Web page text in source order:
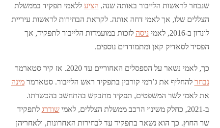
שנבחר לראשות הלייבור באותה שנה, הציע ללאמי תפקיד בממשלת
הצללים שלו, אך לאמי דחה אותה. לקראת הבחירות לראשות עיריית
לונדון ב-2016, לאמי
ניסה לזכות במועמדות הלייבור לתפקיד, אך
הפסיד לסאדיק קאן ומתמודדים נוספים.
כך, לאמי נשאר על הספסלים האחוריים עד 2020. אז קיר סטארמר
נבחר להחליף את ג’רמי קורבין בתפקיד ראש הלייבור. סטארמרמינה
את לאמי לשר המשפטים, תפקיד מתבקש בהתחשב בהכשרתו.
ב-2021, כחלק משינוי הרכב ממשלת הצללים, לאמי
שודרג לתפקיד
שר החוץ. כך הוא נשאר בתפקיד עד לבחירות האחרונות, ולאחריהן